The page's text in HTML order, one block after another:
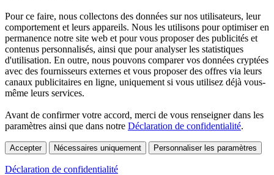
Pour ce faire, nous collectons des données sur nos utilisateurs, leur
comportement et leurs appareils. Nous les utilisons pour optimiser en
permanence notre site web et pour vous proposer des publicités et
contenus personnalisés, ainsi que pour analyser les statistiques
d'utilisation. En outre, nous pouvons comparer vos données cryptées
avec des fournisseurs externes et vous proposer des offres via leurs
canaux publicitaires en ligne, uniquement si vous utilisez déjà vous-
même leurs services.
Avant de confirmer votre accord, merci de vous renseigner dans les
paramètres ainsi que dans notre Déclaration de confidentialité.
Accepter Nécessaires uniquement Personnaliser les paramètres
Déclaration de confidentialité